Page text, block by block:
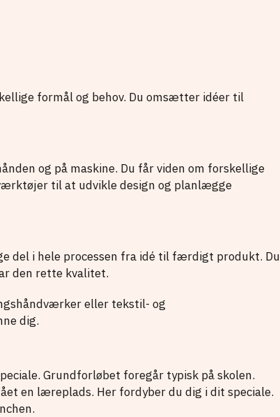
formål og behov. Du omsætter idéer til
og på maskine. Du får viden om forskellige
til at udvikle design og planlægge
del i hele processen fra idé til færdigt produkt. Du
den rette kvalitet.
eller tekstil- og
dig.
Grundforløbet foregår typisk på skolen.
en læreplads. Her fordyber du dig i dit speciale.